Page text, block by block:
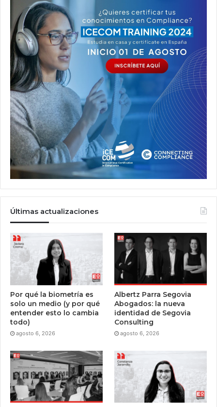
Últimas actualizaciones
Por qué la biometría es
solo un medio (y por qué
entender esto lo cambia
todo)
agosto 6, 2026
Albertz Parra Segovia
Abogados: la nueva
identidad de Segovia
Consulting
agosto 6, 2026